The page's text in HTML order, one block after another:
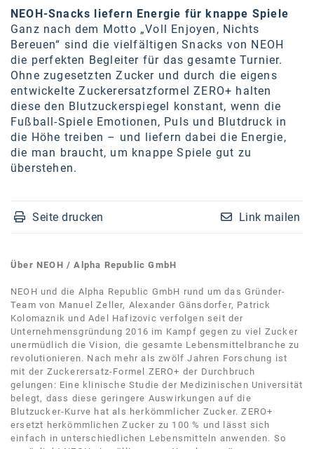
Security KAG
smart
Smile Österreich
Strategie Austria
Strategy&
SW Umwelttechnik
vivo
WALTER GROUP
WEB Windenergie AG
WEconomy - Diversity works!
Calle Libre
ÖZSV
Media
NEOH-Snacks liefern Energie für knappe Spiele
Ganz nach dem Motto „Voll Enjoyen, Nichts
Bereuen“ sind die vielfältigen Snacks von NEOH
die perfekten Begleiter für das gesamte Turnier.
Ohne zugesetzten Zucker und durch die eigens
entwickelte Zuckerersatzformel ZERO+ halten
diese den Blutzuckerspiegel konstant, wenn die
Fußball-Spiele Emotionen, Puls und Blutdruck in
die Höhe treiben – und liefern dabei die Energie,
die man braucht, um knappe Spiele gut zu
überstehen.
Seite drucken Link mailen
Über NEOH / Alpha Republic GmbH
NEOH und die Alpha Republic GmbH rund um das Gründer-
Team von Manuel Zeller, Alexander Gänsdorfer, Patrick
Kolomaznik und Adel Hafizovic verfolgen seit der
Unternehmensgründung 2016 im Kampf gegen zu viel Zucker
unermüdlich die Vision, die gesamte Lebensmittelbranche zu
revolutionieren. Nach mehr als zwölf Jahren Forschung ist
mit der Zuckerersatz-Formel ZERO+ der Durchbruch
gelungen: Eine klinische Studie der Medizinischen Universität
belegt, dass diese geringere Auswirkungen auf die
Blutzucker-Kurve hat als herkömmlicher Zucker. ZERO+
ersetzt herkömmlichen Zucker zu 100 % und lässt sich
einfach in unterschiedlichen Lebensmitteln anwenden. So